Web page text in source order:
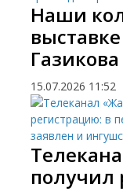
Наши
Газикова
15.07.2026 11:52
получил